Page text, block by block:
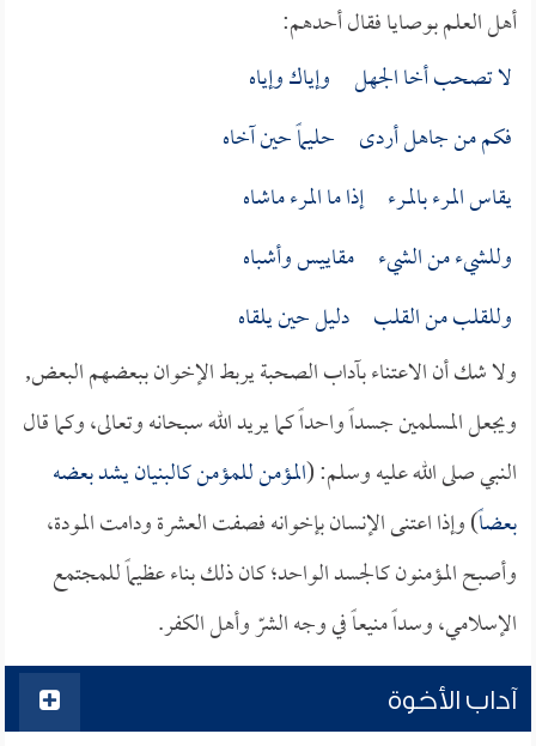
أهل العلم بوصايا فقال أحدهم:
لا تصحب أخا الجهل وإياك وإياه
فكم من جاهل أردى حليماً حين آخاه
يقاس المرء بالمـرء إذا ما المرء ماشاه
وللشيء من الشيء مقاييس وأشباه
وللقلب من القلب دليل حين يلقاه
ولا شك أن الاعتناء بآداب الصحبة يربط الإخوان ببعضهم البعض,
ويجعل المسلمين جسداً واحداً كما يريد الله سبحانه وتعالى، وكما قال
النبي صلى الله عليه وسلم: (المؤمن للمؤمن كالبنيان يشد بعضه
بعضاً) وإذا اعتنى الإنسان بإخوانه فصفت العشرة ودامت المودة،
وأصبح المؤمنون كالجسد الواحد؛ كان ذلك بناء عظيماً للمجتمع
الإسلامي، وسداً منيعاً في وجه الشرّ وأهل الكفر.
آداب الأخوة